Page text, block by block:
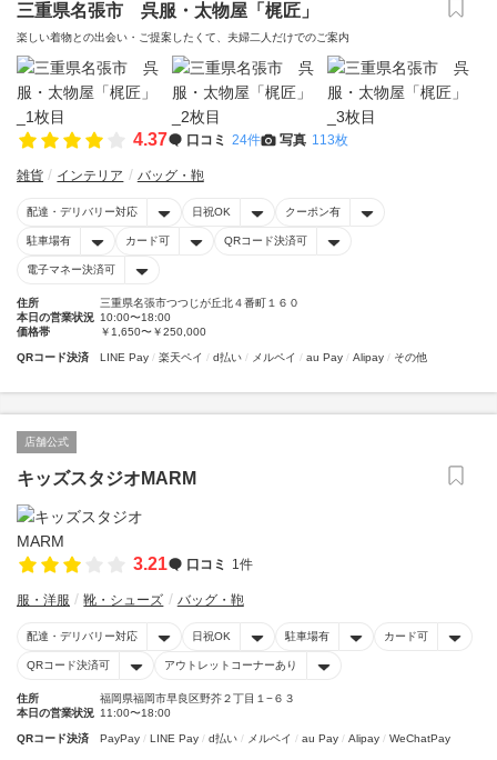
三重県名張市 呉服・太物屋「梶匠」
楽しい着物との出会い・ご提案したくて、夫婦二人だけでのご案内
4.37 口コミ 24件 写真 113枚
雑貨 インテリア バッグ・鞄
配達・デリバリー対応 日祝OK クーポン有
駐車場有 カード可 QRコード決済可
電子マネー決済可
住所
三重県名張市つつじが丘北４番町１６０
本日の営業状況 10:00〜18:00
価格帯
￥1,650〜￥250,000
QRコード決済 LINE Pay 楽天ペイ d払い メルペイ au Pay Alipay その他
店舗公式
キッズスタジオMARM
3.21 口コミ 1件
服・洋服 靴・シューズ バッグ・鞄
配達・デリバリー対応 日祝OK 駐車場有 カード可
QRコード決済可 アウトレットコーナーあり
住所
福岡県福岡市早良区野芥２丁目１−６３
本日の営業状況 11:00〜18:00
QRコード決済 PayPay LINE Pay d払い メルペイ au Pay Alipay WeChatPay